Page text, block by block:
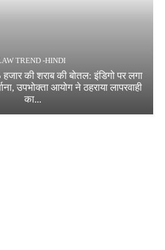
TREND -HINDI
की शराब की बोतल: इंडिगो पर लगा
उपभोक्ता आयोग ने ठहराया लापरवाही
का...